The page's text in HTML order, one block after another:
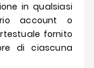
in qualsiasi
account o
fornito
di ciascuna